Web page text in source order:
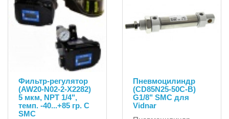
Фильтр-регулятор
(AW20-N02-2-X2282)
5 мкм, NPT 1/4",
темп. -40...+85 гр. С
SMC
Пневмоцилиндр
(CD85N25-50C-B)
G1/8" SMC для
Vidnar